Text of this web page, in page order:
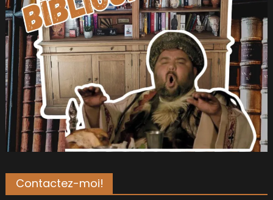
Contactez-moi!